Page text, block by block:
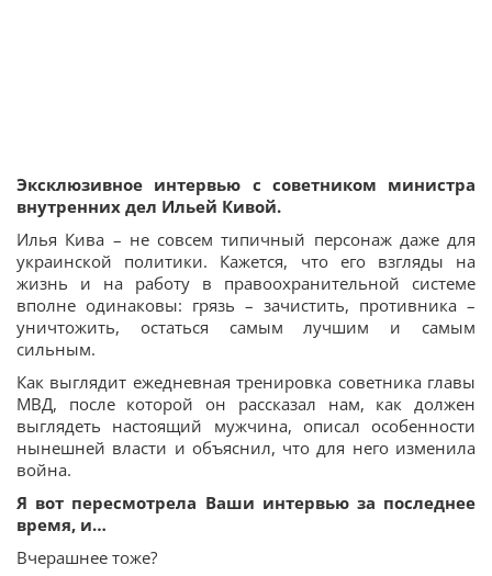
Эксклюзивное интервью с советником министра
внутренних дел Ильей Кивой.
Илья Кива – не совсем типичный персонаж даже для
украинской политики. Кажется, что его взгляды на
жизнь и на работу в правоохранительной системе
вполне одинаковы: грязь – зачистить, противника –
уничтожить, остаться самым лучшим и самым
сильным.
Как выглядит ежедневная тренировка советника главы
МВД, после которой он рассказал нам, как должен
выглядеть настоящий мужчина, описал особенности
нынешней власти и объяснил, что для него изменила
война.
Я вот пересмотрела Ваши интервью за последнее
время, и…
Вчерашнее тоже?